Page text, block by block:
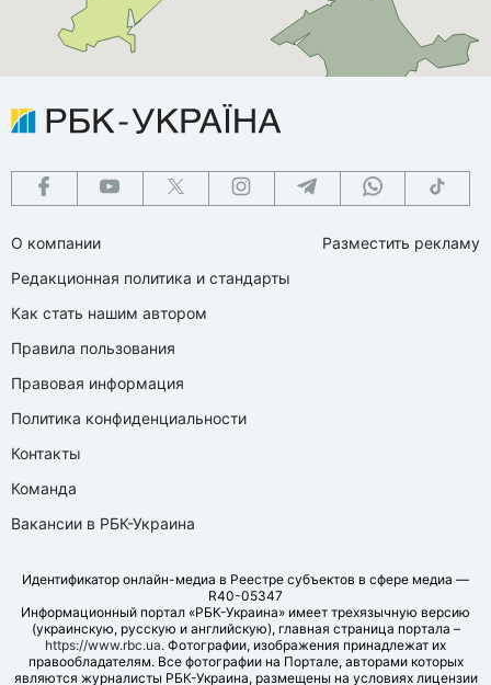
О компании
Редакционная политика и стандарты
Как стать нашим автором
Правила пользования
Правовая информация
Политика конфиденциальности
Контакты
Команда
Вакансии в РБК-Украина
Разместить рекламу
Идентификатор онлайн-медиа в Реестре субъектов в сфере медиа —
R40-05347
Информационный портал «РБК-Украина» имеет трехязычную версию
(украинскую, русскую и английскую), главная страница портала –
https://www.rbc.ua. Фотографии, изображения принадлежат их
правообладателям. Все фотографии на Портале, авторами которых
являются журналисты РБК-Украина, размещены на условиях лицензии